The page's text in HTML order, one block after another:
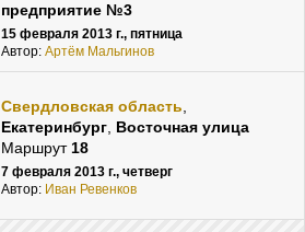
предприятие №3
15 февраля 2013 г., пятница
Автор: Артём Мальгинов
Свердловская область
Екатеринбург, Восточная улица
Маршрут 18
7 февраля 2013 г., четверг
Автор: Иван Ревенков